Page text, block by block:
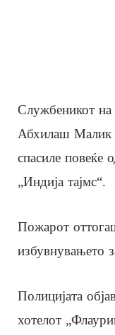
Службеникот на
Абхилаш Малик
спасиле повеќе
„Индија тајмс“.
Пожарот
избувнувањето
Полицијата
хотелот